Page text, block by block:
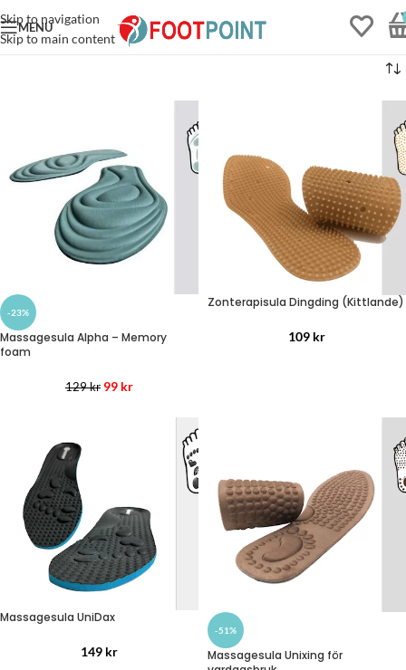
Skip to navigation
Skip to main content
MENU
-23%
Massagesula Alpha – Memory
foam
129kr 99 kr
Zonterapisula Dingding (Kittlande)
109 kr
Massagesula UniDax
149 kr
-51%
Massagesula Unixing för
Stödstrumpor Everyday
Massage Vit (36-40)
249kr + LÄS MER